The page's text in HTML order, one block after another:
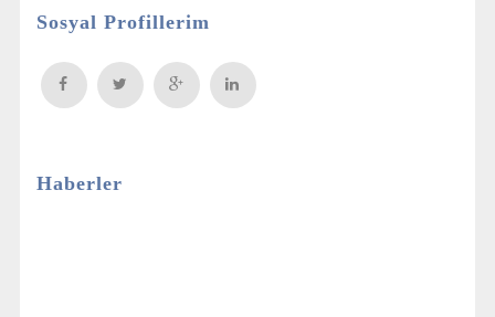
Sosyal Profillerim
Haberler